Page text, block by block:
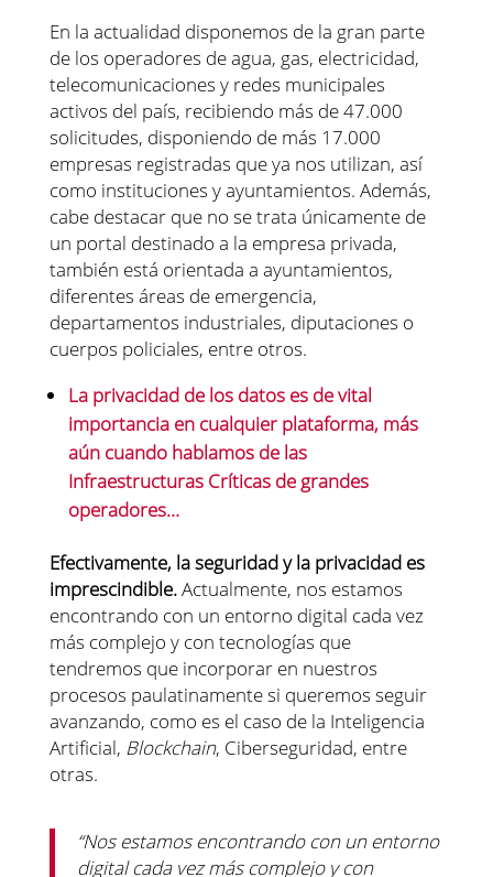
En la actualidad disponemos de la gran parte
de los operadores de agua, gas, electricidad,
telecomunicaciones y redes municipales
activos del país, recibiendo más de 47.000
solicitudes, disponiendo de más 17.000
empresas registradas que ya nos utilizan, así
como instituciones y ayuntamientos. Además,
cabe destacar que no se trata únicamente de
un portal destinado a la empresa privada,
también está orientada a ayuntamientos,
diferentes áreas de emergencia,
departamentos industriales, diputaciones o
cuerpos policiales, entre otros.
La privacidad de los datos es de vital
importancia en cualquier plataforma, más
aún cuando hablamos de las
Infraestructuras Críticas de grandes
operadores…
Efectivamente, la seguridad y la privacidad es
imprescindible.Actualmente, nos estamos
encontrando con un entorno digital cada vez
más complejo y con tecnologías que
tendremos que incorporar en nuestros
procesos paulatinamente si queremos seguir
avanzando, como es el caso de la Inteligencia
Artificial, Blockchain, Ciberseguridad, entre
otras.
“Nos estamos encontrando con un entorno
digital cada vez más complejo y con